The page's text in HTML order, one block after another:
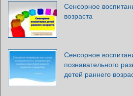
Сенсорное
возраста
Сенсорное
познавательного
детей раннего